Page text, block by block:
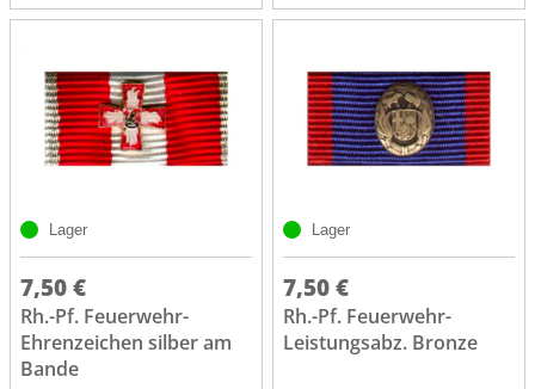
Lager
7,50 €
Rh.-Pf. Feuerwehr-
Ehrenzeichen silber am
Bande
Lager
7,50 €
Rh.-Pf. Feuerwehr-
Leistungsabz. Bronze